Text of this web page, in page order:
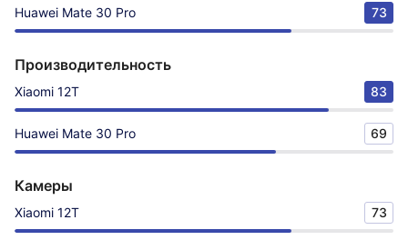
Huawei Mate 30 Pro 73
Производительность
Xiaomi 12T 83
Huawei Mate 30 Pro 69
Камеры
Xiaomi 12T 73